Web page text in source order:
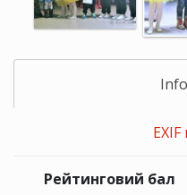
Рейтинговий бал